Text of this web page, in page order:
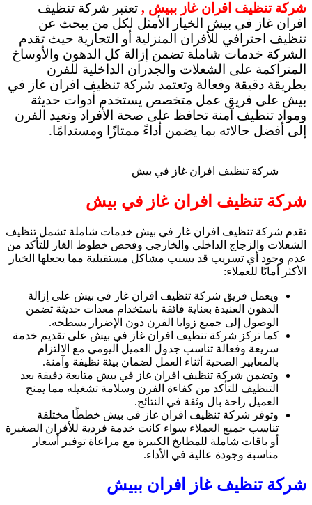
شركة تنظيف افران غاز ببيش , تعتبر شركة تنظيف
افران غاز في بيش الخيار الأمثل لكل من يبحث عن
تنظيف احترافي للأفران المنزلية أو التجارية حيث تقدم
الشركة خدمات شاملة تضمن إزالة كل الدهون والأوساخ
المتراكمة على الشعلات والجدران الداخلية للفرن
بطريقة دقيقة وفعالة وتعتمد شركة تنظيف افران غاز في
بيش على فريق عمل متخصص يستخدم أدوات حديثة
ومواد تنظيف آمنة تحافظ على صحة الأفراد وتعيد الفرن
إلى أفضل حالاته بما يضمن أداءً ممتازًا ومستدامًا.
شركة تنظيف افران غاز في بيش
شركة تنظيف افران غاز في بيش
تقدم شركة تنظيف افران غاز في بيش خدمات شاملة تشمل تنظيف
الشعلات والزجاج الداخلي والخارجي وفحص خطوط الغاز للتأكد من
عدم وجود أي تسريب قد يسبب مشاكل مستقبلية مما يجعلها الخيار
الأكثر أمانًا للعملاء:
ويعمل فريق شركة تنظيف افران غاز في بيش على إزالة
الدهون العنيدة بعناية فائقة باستخدام معدات حديثة تضمن
الوصول إلى جميع زوايا الفرن دون الإضرار بسطحه.
كما تركز شركة تنظيف افران غاز في بيش على تقديم خدمة
سريعة وفعالة تناسب جدول العميل اليومي مع الالتزام
بالمعايير الصحية أثناء العمل لضمان بيئة نظيفة وآمنة.
وتضمن شركة تنظيف افران غاز في بيش متابعة دقيقة بعد
التنظيف للتأكد من كفاءة الفرن وسلامة تشغيله مما يمنح
العميل راحة بال وثقة في النتائج.
وتوفر شركة تنظيف افران غاز في بيش خططًا مختلفة
تناسب جميع العملاء سواء كانت خدمة فردية للأفران الصغيرة
أو باقات شاملة للمطابخ الكبيرة مع مراعاة توفير أسعار
مناسبة وجودة عالية في الأداء.
شركة تنظيف غاز افران ببيش